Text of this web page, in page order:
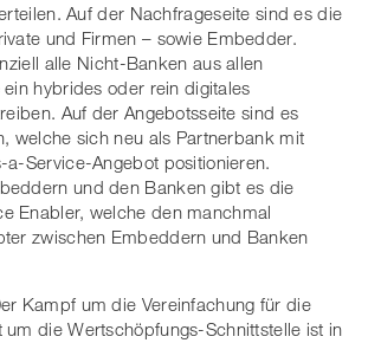
Auf der Nachfrageseite sind es die
und Firmen – sowie Embedder.
alle Nicht-Banken aus allen
hybrides oder rein digitales
Auf der Angebotsseite sind es
welche sich neu als Partnerbank mit
Service-Angebot positionieren.
und den Banken gibt es die
Enabler, welche den manchmal
zwischen Embeddern und Banken
Kampf um die Vereinfachung für die
um die Wertschöpfungs-Schnittstelle ist in